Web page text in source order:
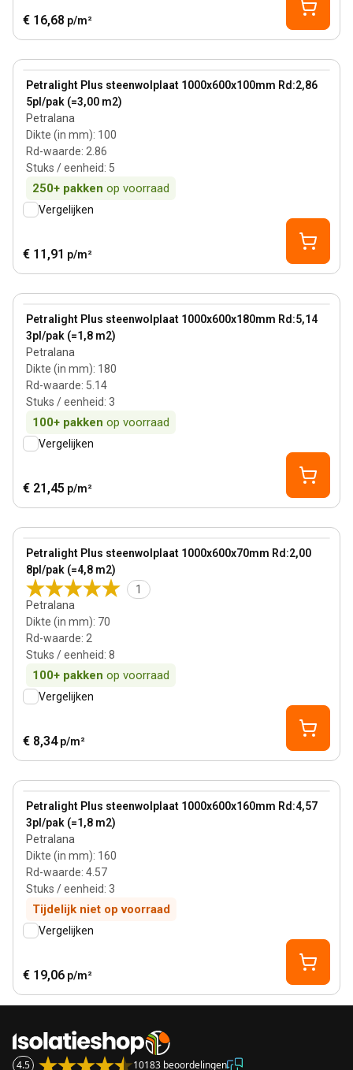
€ 16,68 p/m²
Petralight Plus steenwolplaat 1000x600x100mm Rd:2,86
5pl/pak (=3,00 m2)
Petralana
Dikte (in mm): 100
Rd-waarde: 2.86
Stuks / eenheid: 5
250+ pakken op voorraad
View product
Vergelijken
€ 11,91 p/m²
Petralight Plus steenwolplaat 1000x600x180mm Rd:5,14
3pl/pak (=1,8 m2)
Petralana
Dikte (in mm): 180
Rd-waarde: 5.14
Stuks / eenheid: 3
100+ pakken op voorraad
View product
Vergelijken
€ 21,45 p/m²
Petralight Plus steenwolplaat 1000x600x70mm Rd:2,00
8pl/pak (=4,8 m2)
1
Petralana
Dikte (in mm): 70
Rd-waarde: 2
Stuks / eenheid: 8
100+ pakken op voorraad
View product
Vergelijken
€ 8,34 p/m²
Petralight Plus steenwolplaat 1000x600x160mm Rd:4,57
3pl/pak (=1,8 m2)
Petralana
Dikte (in mm): 160
Rd-waarde: 4.57
Stuks / eenheid: 3
Tijdelijk niet op voorraad
View product
Vergelijken
€ 19,06 p/m²
4.5 10183 beoordelingen